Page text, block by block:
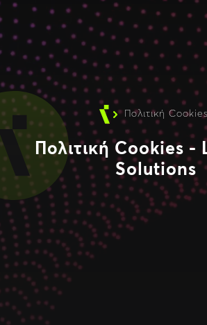
Πολιτική Cookies
Πολιτική Cookies -
Solutions